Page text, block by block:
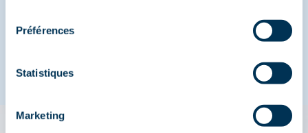
Préférences
Statistiques
Marketing